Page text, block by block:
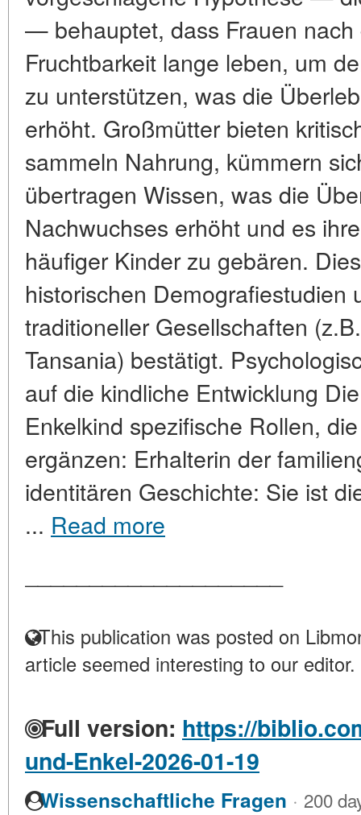
— behauptet, dass Frauen nach
Fruchtbarkeit lange leben, um
zu unterstützen, was die
erhöht. Großmütter bieten
sammeln Nahrung, kümmern
übertragen Wissen, was die
Nachwuchses erhöht und es
häufiger Kinder zu gebären.
historischen Demografiestudien
traditioneller Gesellschaften
Tansania) bestätigt.
auf die kindliche Entwicklung
Enkelkind spezifische Rollen,
ergänzen: Erhalterin der
identitären Geschichte: Sie ist
... Read more
This publication was posted on
article seemed interesting to our editor.
Full version: https://
und-Enkel-2026-01-19
Wissenschaftliche Fragen · 200